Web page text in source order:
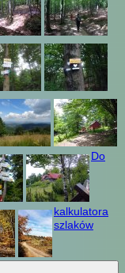
Do
kalkulatora
szlaków